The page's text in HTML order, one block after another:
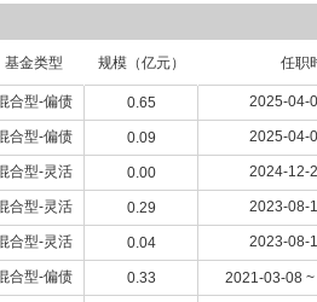
基金类型 规模（亿元） 任职
合型-偏债 0.65 2025-04-
合型-偏债 0.09 2025-04-
合型-灵活 0.00 2024-12-
合型-灵活 0.29 2023-08-
合型-灵活 0.04 2023-08-
合型-偏债 0.33 2021-03-08